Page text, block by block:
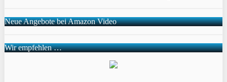
Neue Angebote bei Amazon Video
Wir empfehlen …